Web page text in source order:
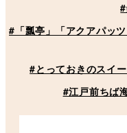
#「瓢亭」「アクアパッ
#とっておきのスイ
#江戸前ちば